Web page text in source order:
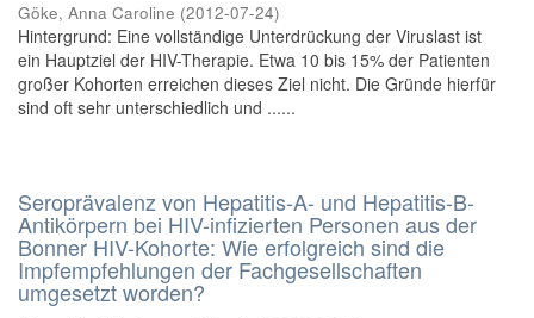
Göke, Anna Caroline (2012-07-24)
Hintergrund: Eine vollständige Unterdrückung der Viruslast ist
ein Hauptziel der HIV-Therapie. Etwa 10 bis 15% der Patienten
großer Kohorten erreichen dieses Ziel nicht. Die Gründe hierfür
sind oft sehr unterschiedlich und ......
Seroprävalenz von Hepatitis-A- und Hepatitis-B-
Antikörpern bei HIV-infizierten Personen aus der
Bonner HIV-Kohorte: Wie erfolgreich sind die
Impfempfehlungen der Fachgesellschaften
umgesetzt worden?